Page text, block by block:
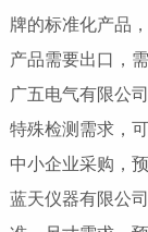
牌的标准化产品
产品需要出口，
广五电气有限公
特殊检测需求，
中小企业采购，
蓝天仪器有限公